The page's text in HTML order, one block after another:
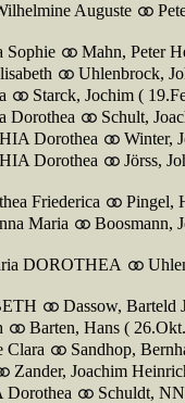
Auguste
Sophie
Mahn, Peter
Uhlenbrock,
Starck, Jochim (
Dorothea
Schult,
Dorothea
Winter,
Dorothea
Jörss,
Friederica
Pingel,
Maria
Boosmann,
DOROTHEA
Dassow, Barteld
Barten, Hans (
Clara
Sandhop,
Zander, Joachim
Dorothea
Schuldt,